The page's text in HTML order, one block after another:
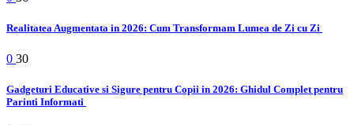
Realitatea Augmentata in 2026: Cum Transformam Lumea de Zi cu Zi
0 30
Gadgeturi Educative si Sigure pentru Copii in 2026: Ghidul Complet pentru
Parinti Informati